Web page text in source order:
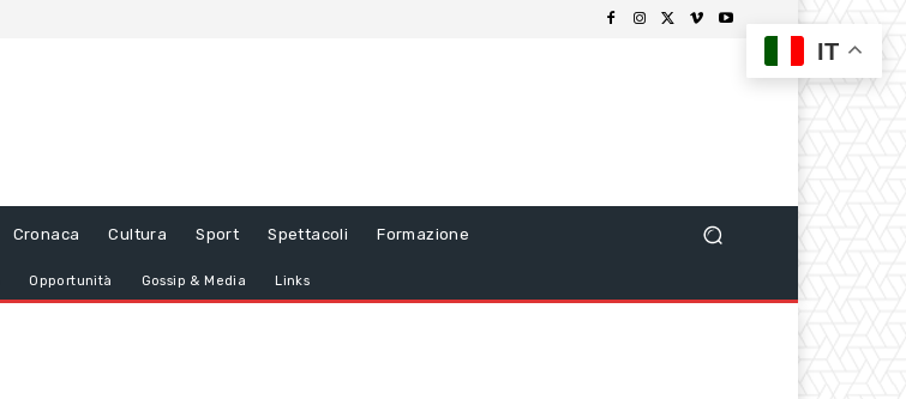
Cronaca Cultura Sport Spettacoli Formazione
Opportunità Gossip & Media Links
IT